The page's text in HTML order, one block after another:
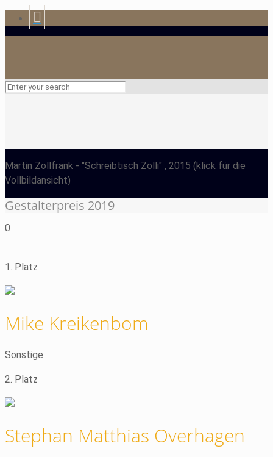
Martin Zollfrank - "Schreibtisch Zolli" , 2015 (klick für die
Vollbildansicht)
Gestalterpreis 2019
0
1. Platz
Mike Kreikenbom
Sonstige
2. Platz
Stephan Matthias Overhagen